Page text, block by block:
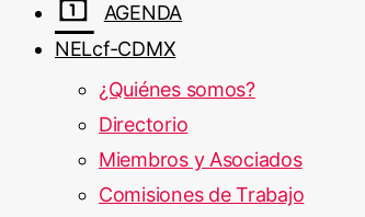
AGENDA
NELcf-CDMX
¿Quiénes somos?
Directorio
Miembros y Asociados
Comisiones de Trabajo